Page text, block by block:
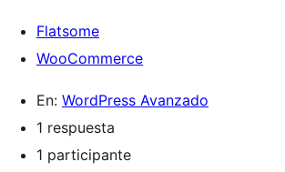
Flatsome
WooCommerce
En: WordPress Avanzado
1 respuesta
1 participante